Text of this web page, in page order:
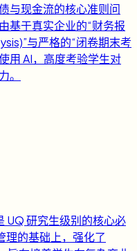
与现金流的核心准则问
基于真实企业的“财务报
与严格的“闭卷期末考
用 AI，高度考验学生对
。
UQ 研究生级别的核心必
的基础上，强化了